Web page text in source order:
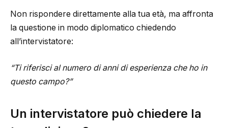
Non rispondere direttamente alla tua età, ma affronta
la questione in modo diplomatico chiedendo
all’intervistatore:
“Ti riferisci al numero di anni di esperienza che ho in
questo campo?”
Un intervistatore può chiedere la